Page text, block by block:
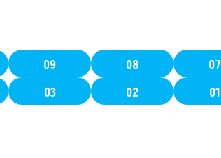
09 08
07
03 02 01